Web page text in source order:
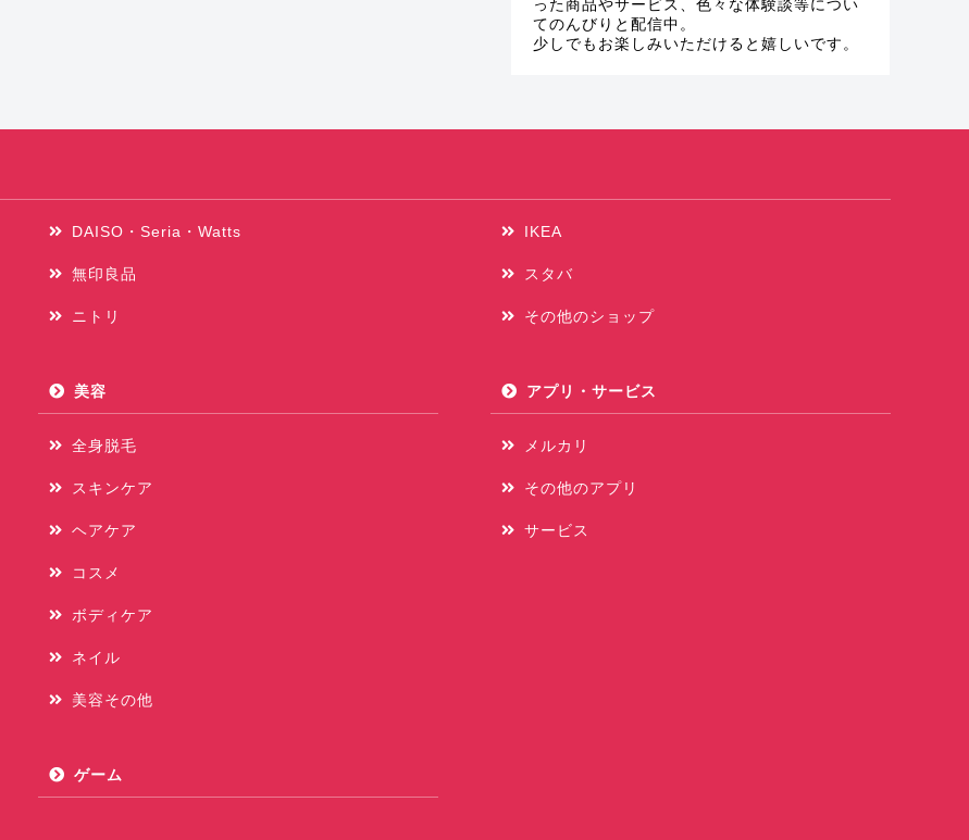
った商品やサービス、色々な体験談等につい
てのんびりと配信中。
少しでもお楽しみいただけると嬉しいです。
DAISO・Seria・Watts IKEA
無印良品 スタバ
ニトリ その他のショップ
美容
全身脱毛
スキンケア
ヘアケア
コスメ
ボディケア
ネイル
美容その他
アプリ・サービス
メルカリ
その他のアプリ
サービス
ゲーム